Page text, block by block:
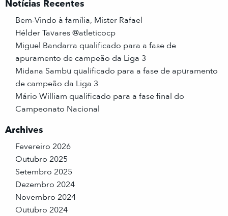
Notícias Recentes
Bem-Vindo à família, Mister Rafael
Hélder Tavares @atleticocp
Miguel Bandarra qualificado para a fase de
apuramento de campeão da Liga 3
Midana Sambu qualificado para a fase de apuramento
de campeão da Liga 3
Mário William qualificado para a fase final do
Campeonato Nacional
Archives
Fevereiro 2026
Outubro 2025
Setembro 2025
Dezembro 2024
Novembro 2024
Outubro 2024